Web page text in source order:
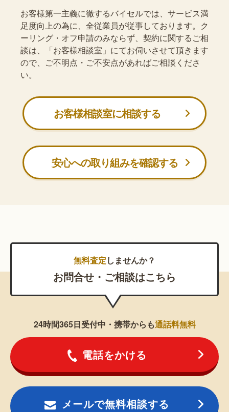
お客様第一主義に徹するバイセルでは、サービス満
足度向上の為に、全従業員が従事しております。ク
ーリング・オフ申請のみならず、契約に関するご相
談は、「お客様相談室」にてお伺いさせて頂きます
ので、ご不明点・ご不安点があればご相談くださ
い。
お客様相談室に相談する
安心への取り組みを確認する
無料査定しませんか？
お問合せ・ご相談はこちら
24時間365日受付中・携帯からも通話料無料
電話をかける
メールで無料相談する